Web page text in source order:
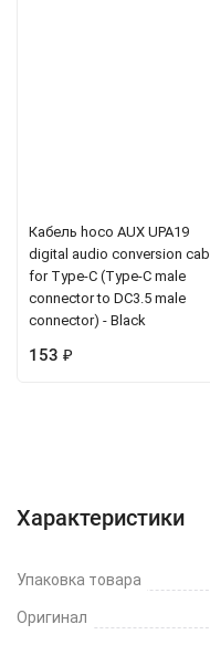
Кабель hoco AUX UPA19
digital audio conversion
for Type-C (Type-C male
connector to DC3.5 male
connector) - Black
153 ₽
Характеристики
Упаковка товара
Оригинал